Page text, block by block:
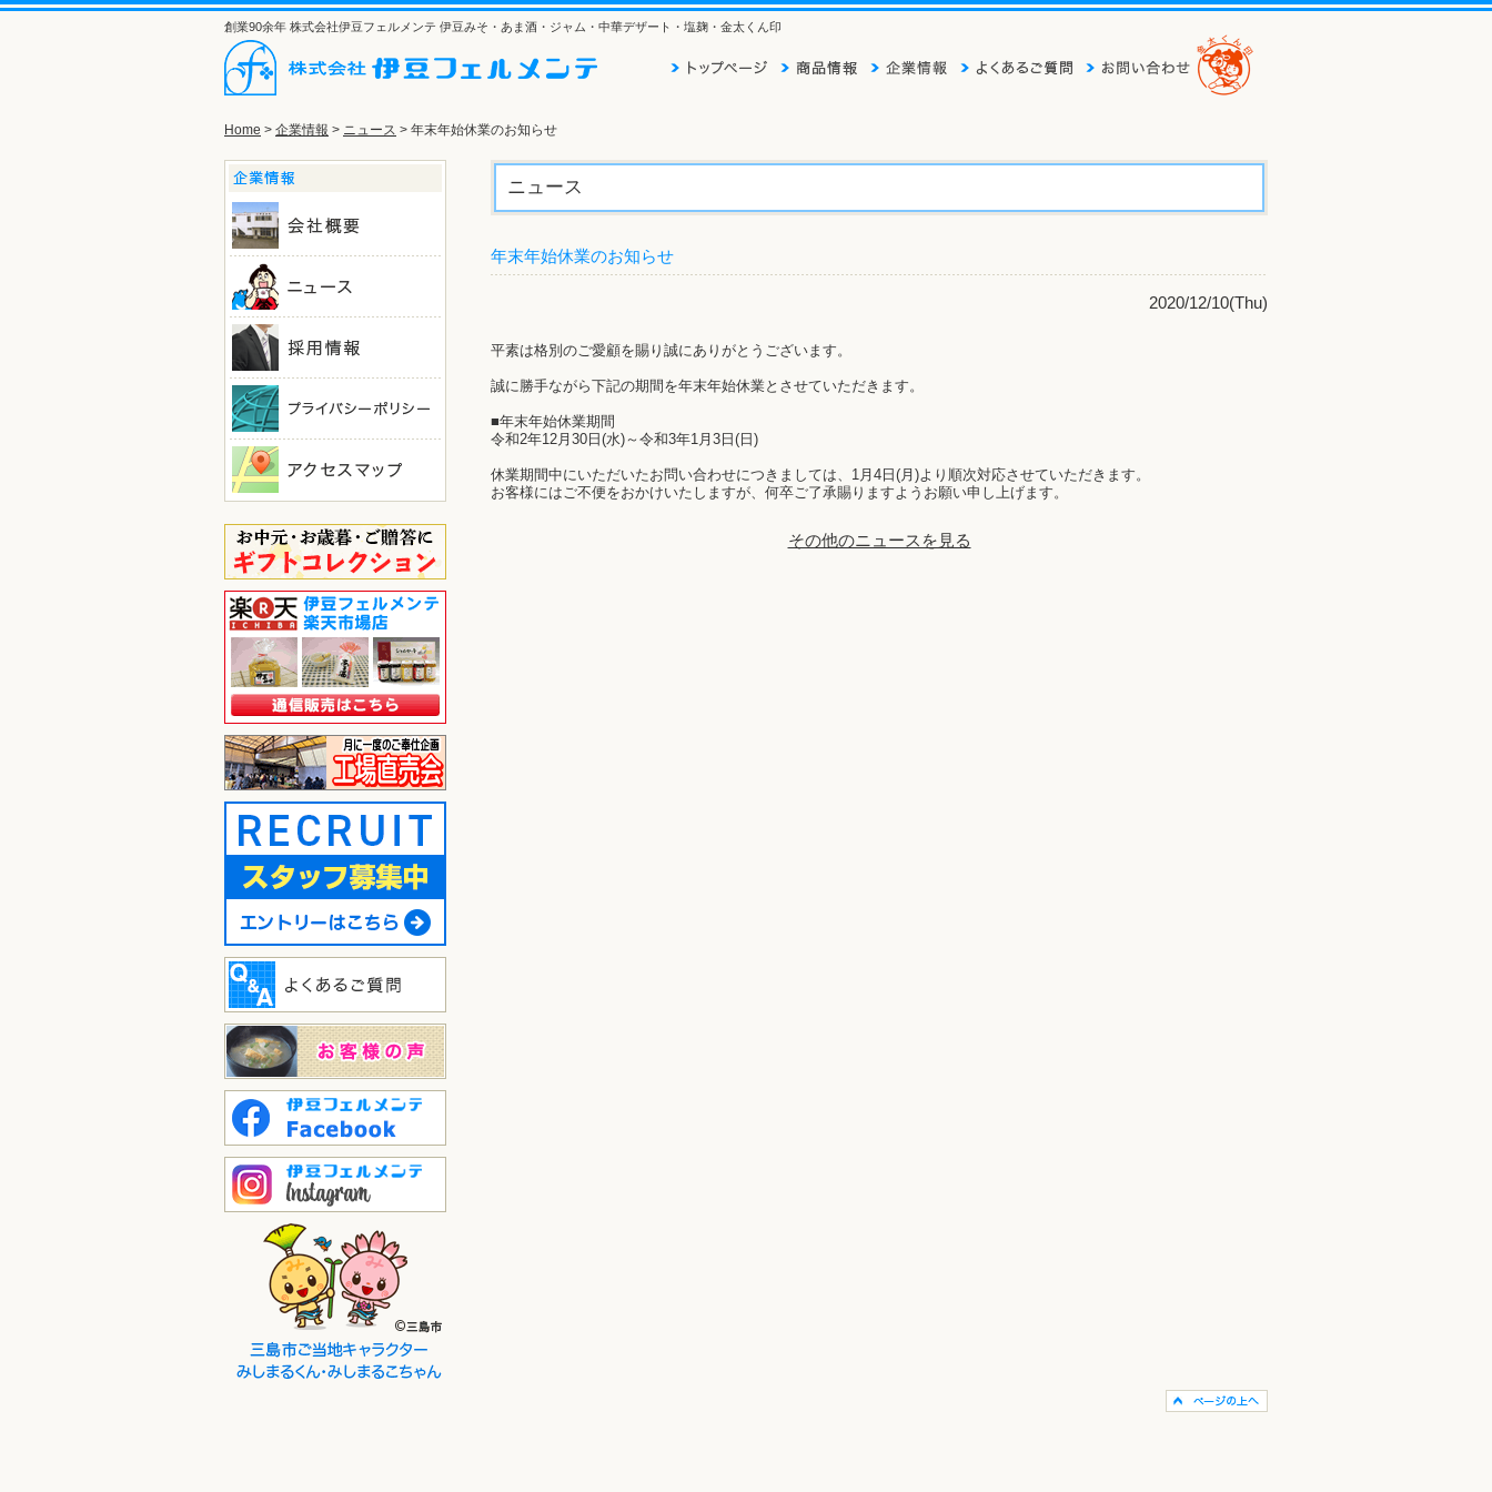
創業90余年 株式会社伊豆フェルメンテ 伊豆みそ・あま酒・ジャム・中華デザート・塩麹・金太くん印
Home > 企業情報 > ニュース > 年末年始休業のお知らせ
ニュース
年末年始休業のお知らせ
2020/12/10(Thu)
平素は格別のご愛顧を賜り誠にありがとうございます。
誠に勝手ながら下記の期間を年末年始休業とさせていただきます。
■年末年始休業期間
令和2年12月30日(水)～令和3年1月3日(日)
休業期間中にいただいたお問い合わせにつきましては、1月4日(月)より順次対応させていただきます。
お客様にはご不便をおかけいたしますが、何卒ご了承賜りますようお願い申し上げます。
その他のニュースを見る